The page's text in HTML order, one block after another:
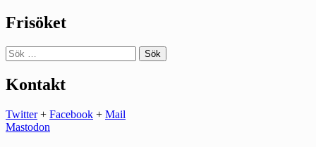
Frisöket
Sök
efter:
Kontakt
Twitter+ Facebook + Mail
Mastodon